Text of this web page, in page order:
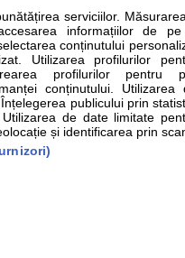
au scop informativ si
pe sfatulmedicului.ro sa
clinica
Pentru
serviciilor.
informațiilor de
conținutului
Utilizarea profilurilor
profilurilor pentru
conținutului.
publicului prin
de date limitate
și identificarea prin